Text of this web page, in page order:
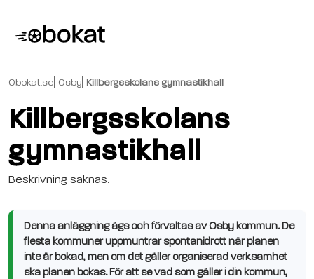
Obokat.se Osby Killbergsskolans gymnastikhall
Killbergsskolans
gymnastikhall
Beskrivning saknas.
Denna anläggning ägs och förvaltas av Osby kommun. De
flesta kommuner uppmuntrar spontanidrott när planen
inte är bokad, men om det gäller organiserad verksamhet
ska planen bokas. För att se vad som gäller i din kommun,